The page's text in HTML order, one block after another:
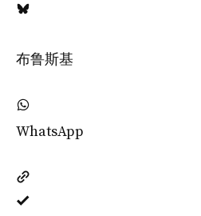
布鲁斯基
WhatsApp